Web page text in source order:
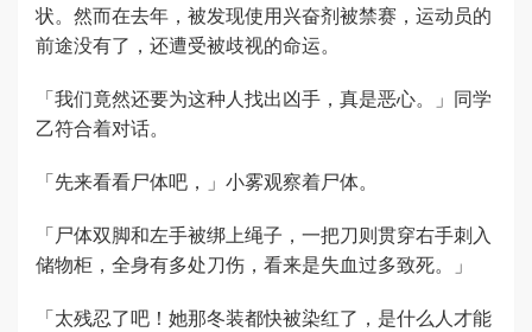
状。然而在去年，被发现使用兴奋剂被禁赛，运动员的
前途没有了，还遭受被歧视的命运。
「我们竟然还要为这种人找出凶手，真是恶心。」同学
乙符合着对话。
「先来看看尸体吧，」小雾观察着尸体。
「尸体双脚和左手被绑上绳子，一把刀则贯穿右手刺入
储物柜，全身有多处刀伤，看来是失血过多致死。」
「太残忍了吧！她那冬装都快被染红了，是什么人才能